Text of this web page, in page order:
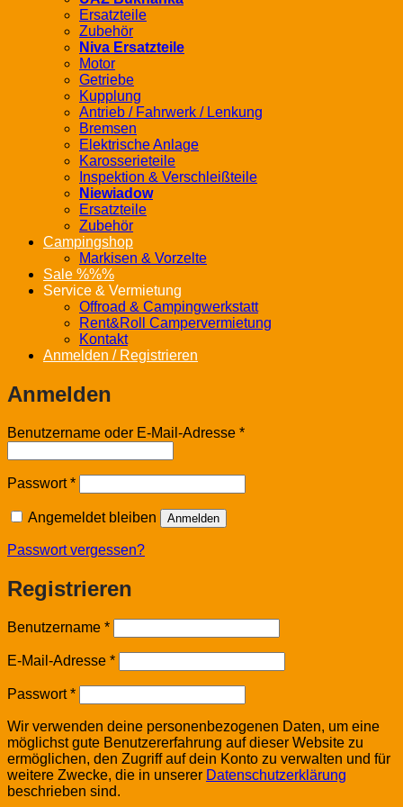
Ersatzteile
Zubehör
Niva Ersatzteile
Motor
Getriebe
Kupplung
Antrieb / Fahrwerk / Lenkung
Bremsen
Elektrische Anlage
Karosserieteile
Inspektion & Verschleißteile
Niewiadow
Ersatzteile
Zubehör
Campingshop
Markisen & Vorzelte
Sale %%%
Service & Vermietung
Offroad & Campingwerkstatt
Rent&Roll Campervermietung
Kontakt
Anmelden / Registrieren
Anmelden
Benutzername oder E-Mail-Adresse *Erforderlich
Passwort*Erforderlich
Angemeldet bleiben Anmelden
Passwort vergessen?
Registrieren
Benutzername *Erforderlich
E-Mail-Adresse *Erforderlich
Passwort*Erforderlich
Wir verwenden deine personenbezogenen Daten, um eine
möglichst gute Benutzererfahrung auf dieser Website zu
ermöglichen, den Zugriff auf dein Konto zu verwalten und für
weitere Zwecke, die in unserer Datenschutzerklärung
beschrieben sind.